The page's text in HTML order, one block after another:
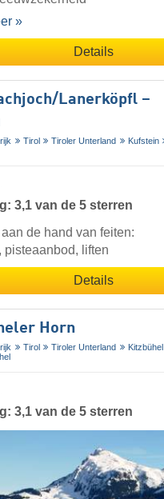
»
Details
​Lanerköpfl –
Tirol Tiroler Unterland
Kufstein
3,1 van de 5 sterren
de hand van feiten:
pisteaanbod, liften
Details
Horn
Tirol Tiroler Unterland
Kitzbühel
3,1 van de 5 sterren